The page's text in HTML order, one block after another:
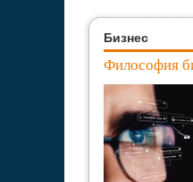
Бизнес
Философия